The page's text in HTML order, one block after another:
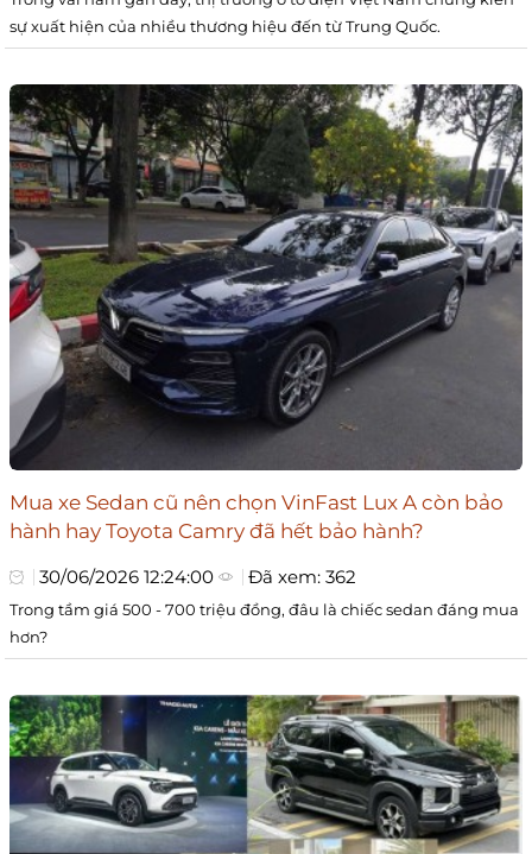
sự xuất hiện của nhiều thương hiệu đến từ Trung Quốc.
Mua xe Sedan cũ nên chọn VinFast Lux A còn bảo
hành hay Toyota Camry đã hết bảo hành?
30/06/2026 12:24:00 Đã xem: 362
Trong tầm giá 500 - 700 triệu đồng, đâu là chiếc sedan đáng mua
hơn?